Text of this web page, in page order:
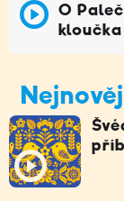
O
kloučka